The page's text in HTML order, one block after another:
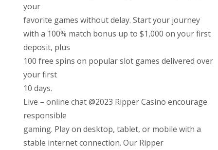
your
favorite games without delay. Start your journey
with a 100% match bonus up to $1,000 on your first
deposit, plus
100 free spins on popular slot games delivered over
your first
10 days.
Live – online chat @2023 Ripper Casino encourage
responsible
gaming. Play on desktop, tablet, or mobile with a
stable internet connection. Our Ripper